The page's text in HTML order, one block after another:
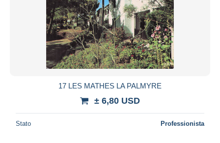
17 LES MATHES LA PALMYRE
± 6,80 USD
Stato Professionista